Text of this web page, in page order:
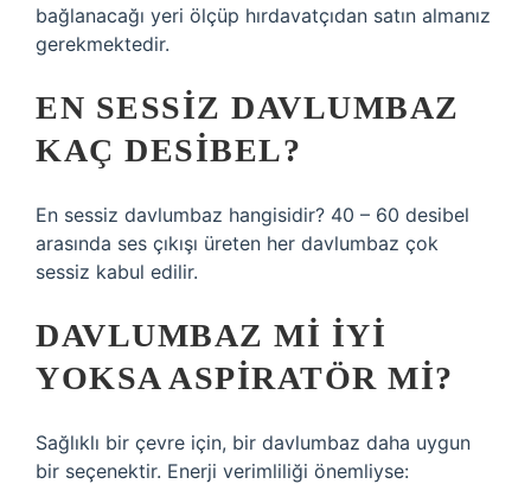
bağlanacağı yeri ölçüp hırdavatçıdan satın almanız
gerekmektedir.
EN SESSIZ DAVLUMBAZ
KAÇ DESIBEL?
En sessiz davlumbaz hangisidir? 40 – 60 desibel
arasında ses çıkışı üreten her davlumbaz çok
sessiz kabul edilir.
DAVLUMBAZ MI IYI
YOKSA ASPIRATÖR MI?
Sağlıklı bir çevre için, bir davlumbaz daha uygun
bir seçenektir. Enerji verimliliği önemliyse: